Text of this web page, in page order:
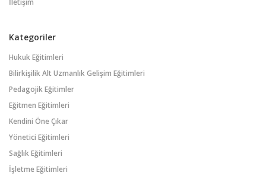
İletişim
Kategoriler
Hukuk Eğitimleri
Bilirkişilik Alt Uzmanlık Gelişim Eğitimleri
Pedagojik Eğitimler
Eğitmen Eğitimleri
Kendini Öne Çıkar
Yönetici Eğitimleri
Sağlık Eğitimleri
İşletme Eğitimleri